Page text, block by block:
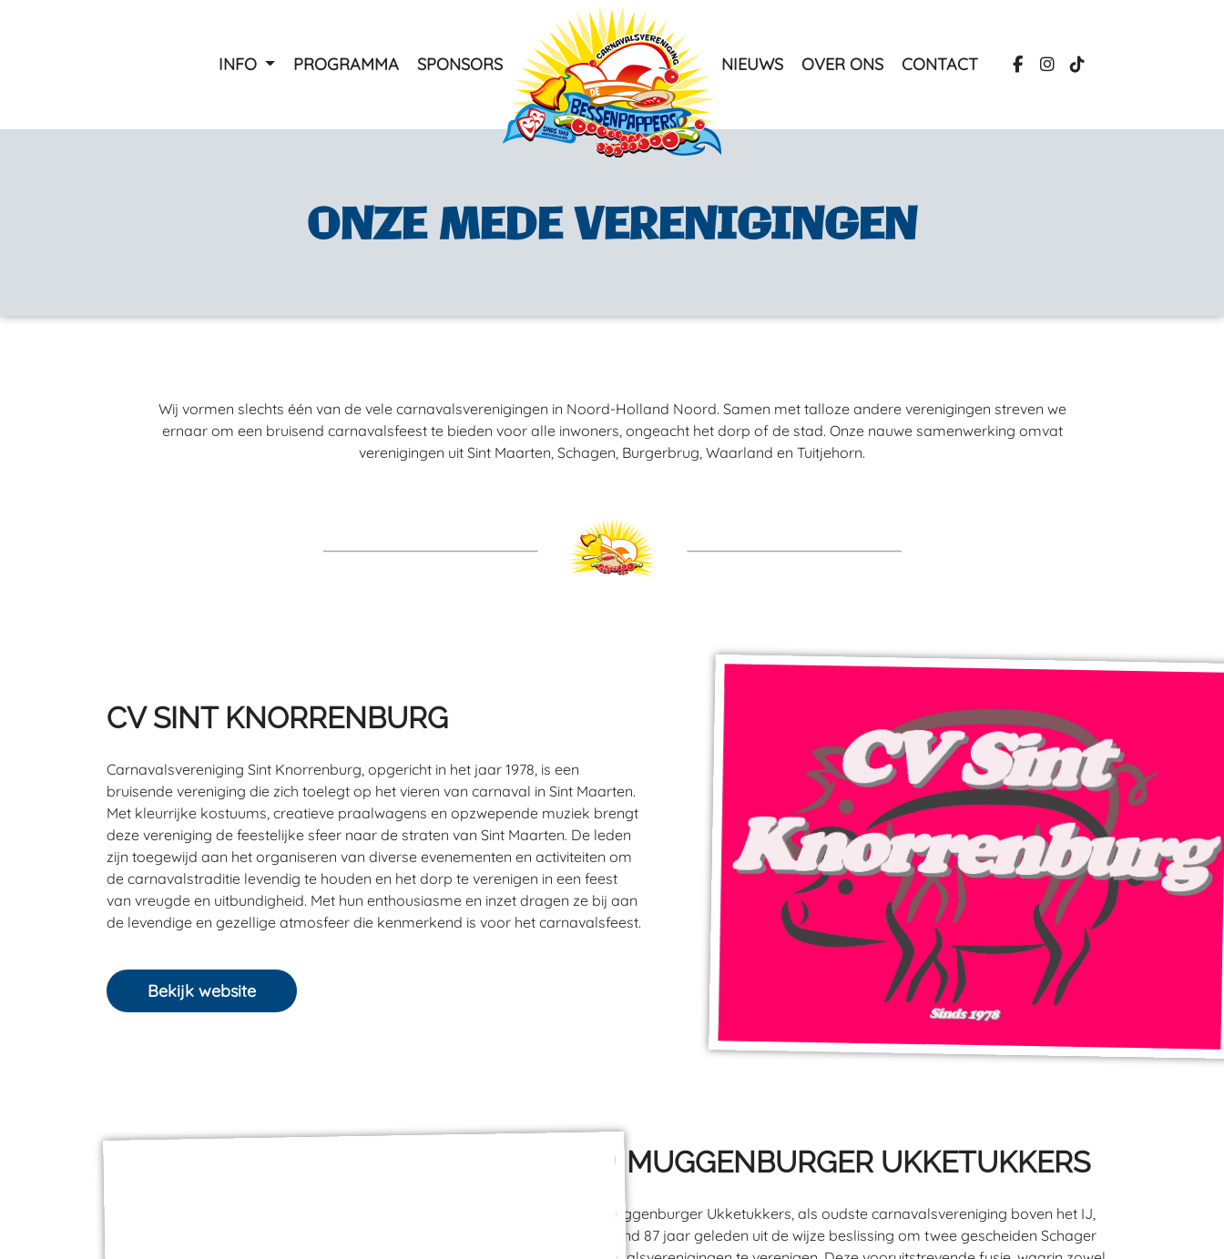
INFO
Ouderen carnaval
Kindermiddag
Foto’s
PROGRAMMA SPONSORS NIEUWS OVER ONS CONTACT
ONZE MEDE VERENIGINGEN
Wij vormen slechts één van de vele carnavalsverenigingen in Noord-Holland Noord. Samen met talloze andere verenigingen streven we
ernaar om een bruisend carnavalsfeest te bieden voor alle inwoners, ongeacht het dorp of de stad. Onze nauwe samenwerking omvat
verenigingen uit Sint Maarten, Schagen, Burgerbrug, Waarland en Tuitjehorn.
CV SINT KNORRENBURG
Carnavalsvereniging Sint Knorrenburg, opgericht in het jaar 1978, is een
bruisende vereniging die zich toelegt op het vieren van carnaval in Sint Maarten.
Met kleurrijke kostuums, creatieve praalwagens en opzwepende muziek brengt
deze vereniging de feestelijke sfeer naar de straten van Sint Maarten. De leden
zijn toegewijd aan het organiseren van diverse evenementen en activiteiten om
de carnavalstraditie levendig te houden en het dorp te verenigen in een feest
van vreugde en uitbundigheid. Met hun enthousiasme en inzet dragen ze bij aan
de levendige en gezellige atmosfeer die kenmerkend is voor het carnavalsfeest.
Bekijk website
CV MUGGENBURGER UKKETUKKERS
De Muggenburger Ukketukkers, als oudste carnavalsvereniging boven het IJ,
ontstond 87 jaar geleden uit de wijze beslissing om twee gescheiden Schager